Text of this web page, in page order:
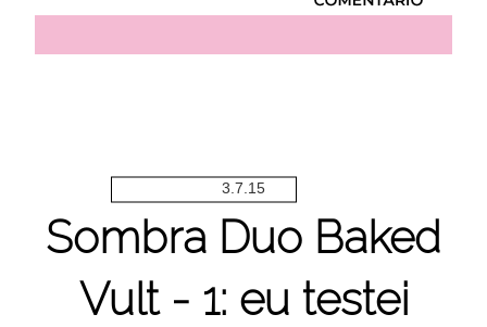
3.7.15
Sombra Duo Baked
Vult - 1: eu testei